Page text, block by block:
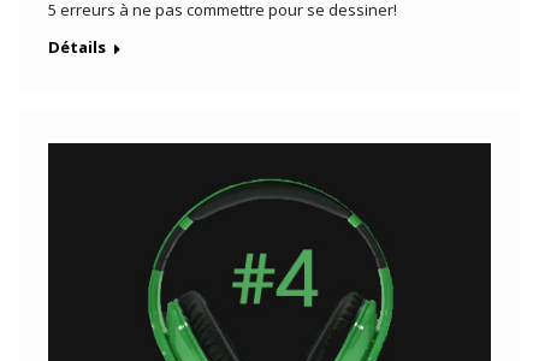
5 erreurs à ne pas commettre pour se dessiner!
Détails